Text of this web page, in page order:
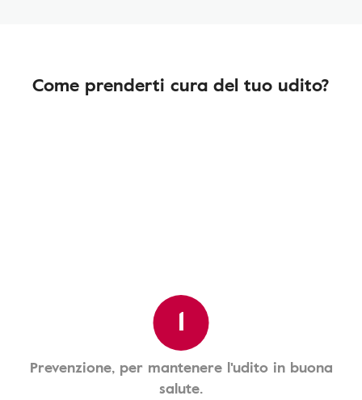
Come prenderti cura del tuo udito?
1
Prevenzione, per mantenere l'udito in buona
salute.